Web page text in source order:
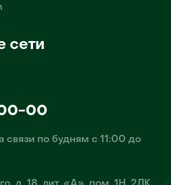
сети
00-00
связи по будням с 11:00 до